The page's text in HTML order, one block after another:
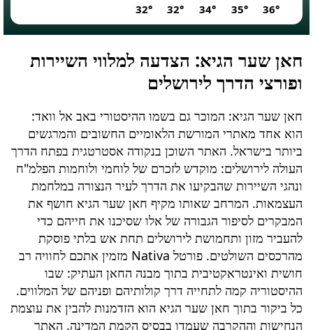
36°
35°
34°
32°
32°
חאן שער הגיא: הצדעה למלווי השיירות
ופורצי הדרך לירושלים
חאן שער הגיא: המוכר גם בשמו ההיסטורי באב אל וואד:
הוא אחד מאתרי המורשת הלאומיים החשובים והמרגשים
ביותר בישראל. האתר השוכן בנקודה אסטרטגית בפתח הדרך
העולה לירושלים: מוקדש לזכרם של לוחמי ולוחמות הפלמ"ח
ונהגי השיירות שהבקיעו את הדרך לעיר הנצורה במלחמת
העצמאות. המרחב שאותו מקיף חאן שער הגיא חושף את
המבקרים לסיפור הגבורה של אלו שסיכנו את חייהם כדי
להעביר מזון ותחמושת לירושלים תחת אש בלתי פוסקת
מהרכסים השולטים. פורטל Nativa מזמין אתכם לחוויה רב
חושית ואינטראקטיבית בתוך מבנה החאן העתיק: שבו
ההיסטוריה קמה לתחייה דרך קולותיהם ופניהם של המלווים.
כל ביקור בתוך חאן שער הגיא הוא הזדמנות להבין את עוצמת
הנחישות וההקרבה שעמדו בבסיס הקמת המדינה. האתר